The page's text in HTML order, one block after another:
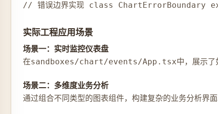
// 错误边界实现 class
实际工程应用场景
场景一：实时监控仪表盘
在sandboxes/chart/events/App.tsx中，展示
场景二：多维度业务分析
通过组合不同类型的图表组件，构建复杂的业务分析界